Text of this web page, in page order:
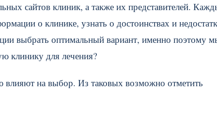
сайтов клиник, а также их представителей.
о клинике, узнать о достоинствах и
выбрать оптимальный вариант, именно поэтому
клинику для лечения?
влияют на выбор. Из таковых возможно отметить